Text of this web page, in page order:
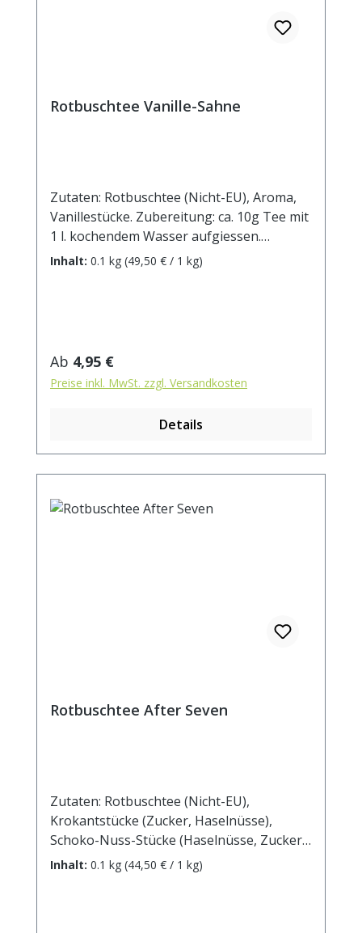
Rotbuschtee Vanille-Sahne
Zutaten: Rotbuschtee (Nicht-EU), Aroma,
Vanillestücke. Zubereitung: ca. 10g Tee mit
1 l. kochendem Wasser aufgiessen.
Ziehzeit: ca.5 min.
Inhalt: 0.1 kg (49,50 € / 1 kg)
Regulärer Preis:
Ab 4,95 €
Preise inkl. MwSt. zzgl. Versandkosten
Details
Rotbuschtee After Seven
Zutaten: Rotbuschtee (Nicht-EU),
Krokantstücke (Zucker, Haselnüsse),
Schoko-Nuss-Stücke (Haselnüsse, Zucker,
Kakaomasse, Kakaobutter, Glukosesirup,
Inhalt: 0.1 kg (44,50 € / 1 kg)